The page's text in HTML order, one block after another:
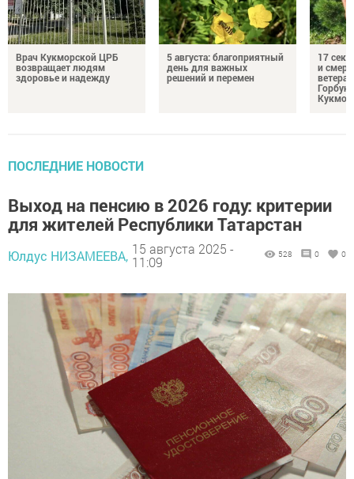
Врач Кукморской ЦРБ
возвращает людям
здоровье и надежду
5 августа: благоприятный
день для важных
решений и перемен
17
и
ПОСЛЕДНИЕ НОВОСТИ
Выход на пенсию в 2026 году: критерии
для жителей Республики Татарстан
Юлдус НИЗАМЕЕВА, 15 августа 2025 -
11:09
528 0 0